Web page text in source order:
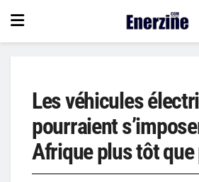
Les véhicules
pourraient
Afrique plus tôt que